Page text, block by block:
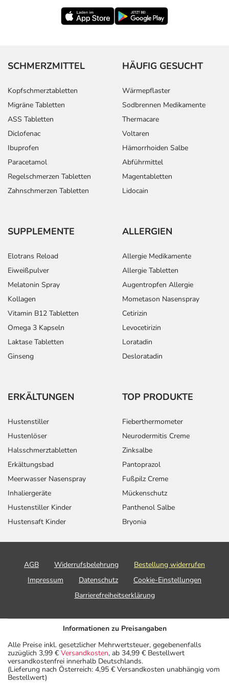
- Allergische Reaktionen
- Depressionen
- Stimmungsänderungen
- Angst
- Schlafstörungen
- Schlaflosigkeit
- Lagerungsschwindel
- Zustand nahe der Ohnmacht
- Geschmacksstörungen
- Verminderte Berührungsempfindlichkeit
- Missempfindungen
- Ohnmacht
- Sehstörungen
- Verschwommenes Sehen
- Schwindel
- Tinnitus (Ohrgeräusche)
- Angina pectoris
- Verschlechterung einer Angina pectoris
- Orthostatische Hypotonie (Kreislaufstörungen aufgrund
niedrigen Blutdrucks)
- Anfälle von Atemnot
- Mundtrockenheit
- Haarausfall
- Hautrötung
- Schwitzen
- Photosensibilitätsreaktionen
- Juckreiz
- Hautblutungen aufgrund gestörter Blutgerinnung
- Hautverfärbungen
- Nesselausschlag
- Gelenkschmerzen
- Muskelschmerzen
- Harnblasenentleerungsstörungen
- Vermehrtes nächtliches Wasserlassen
- Brustbildung beim Mann
Veränderung während der Behandlung, wenden Sie sich
an Ihren Arzt oder Apotheker.
SCHMERZMITTEL
Kopfschmerztabletten
Migräne Tabletten
ASS Tabletten
Diclofenac
Ibuprofen
Paracetamol
Regelschmerzen Tabletten
Zahnschmerzen Tabletten
HÄUFIG GESUCHT
Wärmepflaster
Sodbrennen Medikamente
Thermacare
Voltaren
Hämorrhoiden Salbe
Abführmittel
Magentabletten
Lidocain
SUPPLEMENTE
Elotrans Reload
Eiweißpulver
Melatonin Spray
Kollagen
Vitamin B12 Tabletten
Omega 3 Kapseln
Laktase Tabletten
Ginseng
ALLERGIEN
Allergie Medikamente
Allergie Tabletten
Augentropfen Allergie
Mometason Nasenspray
Cetirizin
Levocetirizin
Loratadin
Desloratadin
ERKÄLTUNGEN
Hustenstiller
Hustenlöser
Halsschmerztabletten
Erkältungsbad
Meerwasser Nasenspray
Inhaliergeräte
Hustenstiller Kinder
Hustensaft Kinder
TOP PRODUKTE
Fieberthermometer
Neurodermitis Creme
Zinksalbe
Pantoprazol
Fußpilz Creme
Mückenschutz
Panthenol Salbe
Bryonia
AGB Widerrufsbelehrung
Bestellung widerrufen
Impressum
Datenschutz
Cookie-Einstellungen
Barrierefreiheitserklärung
Informationen zu Preisangaben
Alle Preise inkl. gesetzlicher Mehrwertsteuer, gegebenenfalls
zuzüglich 3,99 € Versandkosten, ab 34,99 € Bestellwert
versandkostenfrei innerhalb Deutschlands.
(Lieferung nach Österreich: 4,95 € Versandkosten unabhängig vom
Bestellwert)